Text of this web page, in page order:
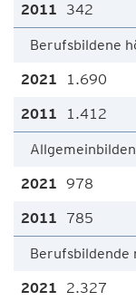
342
Berufsbildene
1.690
1.412
978
785
Berufsbildende
2.327